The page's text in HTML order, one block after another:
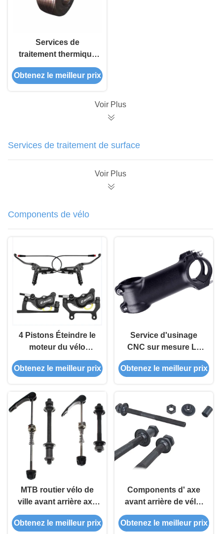
Services de
traitement thermique
par étanchéité à
l'huile et à l'eau pour
Obtenez le meilleur prix
Voir Plus
Services de traitement de surface
Voir Plus
Components de vélo
4 Pistons Éteindre le
moteur du vélo
Système de freinage
hydraulique Matériau
Obtenez le meilleur prix
Service d'usinage
CNC sur mesure Le
sablage noir pour les
pièces de la tige de
Obtenez le meilleur prix
MTB routier vélo de
ville avant arrière axe
de vélo pour les
composants de
Obtenez le meilleur prix
Components d' axe
avant arrière de vélo,
E Bike Wheel Hub
pour la ville de la
Obtenez le meilleur prix